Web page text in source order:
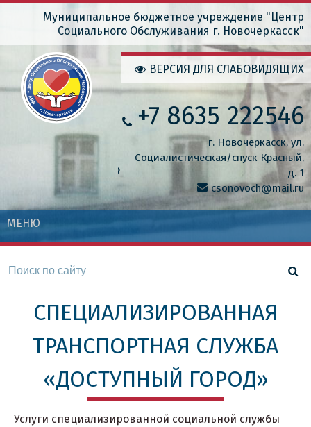
Перейти
к
основному
содержанию
Муниципальное бюджетное учреждение "Центр
Социального Обслуживания г. Новочеркасск"
ВЕРСИЯ ДЛЯ СЛАБОВИДЯЩИХ
+7 8635 222546
г. Новочеркасск, ул.
Социалистическая/спуск Красный,
д. 1
csonovoch@mail.ru
МЕНЮ
СПЕЦИАЛИЗИРОВАННАЯ
ТРАНСПОРТНАЯ СЛУЖБА
«ДОСТУПНЫЙ ГОРОД»
Услуги специализированной социальной службы